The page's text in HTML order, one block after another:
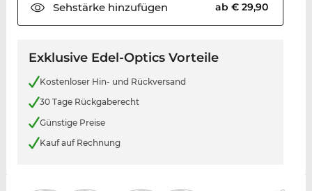
Sehstärkehinzufügen ab € 29,90
Exklusive Edel-Optics Vorteile
Kostenloser Hin- und Rückversand
30 Tage Rückgaberecht
Günstige Preise
Kauf auf Rechnung